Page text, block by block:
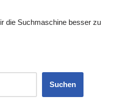
die Suchmaschine besser zu
Suchen